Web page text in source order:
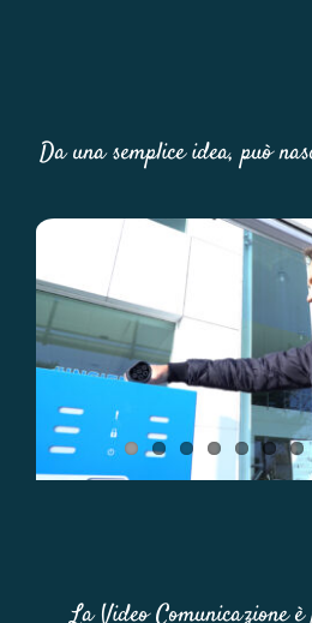
Da una semplice idea, può
La Video Comunicazione